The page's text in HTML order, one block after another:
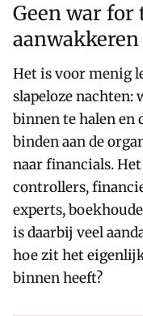
Geen war for
Het is voor menig
slapeloze nachten:
binnen te halen en
binden aan de
naar financials.
controllers,
experts,
is daarbij veel
hoe zit het
binnen heeft?